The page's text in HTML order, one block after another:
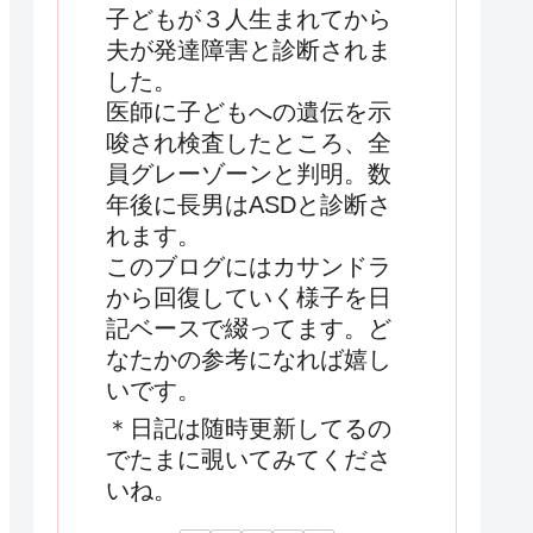
子どもが３人生まれてから
夫が発達障害と診断されま
した。
医師に子どもへの遺伝を示
唆され検査したところ、全
員グレーゾーンと判明。数
年後に長男はASDと診断さ
れます。
このブログにはカサンドラ
から回復していく様子を日
記ベースで綴ってます。ど
なたかの参考になれば嬉し
いです。
＊日記は随時更新してるの
でたまに覗いてみてくださ
いね。